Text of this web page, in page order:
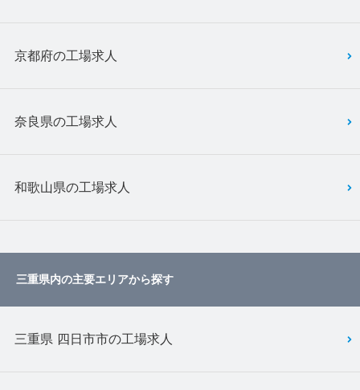
京都府の工場求人
奈良県の工場求人
和歌山県の工場求人
三重県内の主要エリアから探す
三重県 四日市市の工場求人